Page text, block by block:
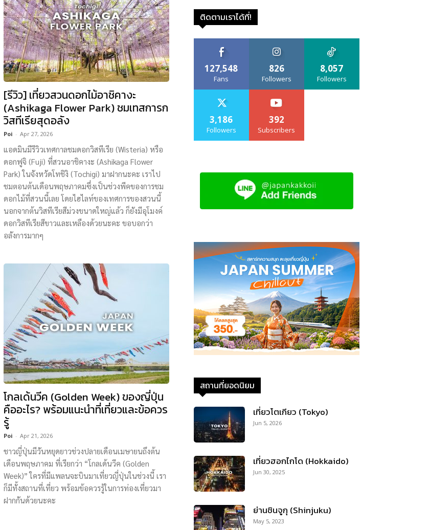
[รีวิว] เที่ยวสวนดอกไม้อาชิคางะ
(Ashikaga Flower Park) ชมเทสการก
วิสทีเรียสุดอลัง
Poi - Apr 27, 2026
แอดมินมีรีวิวเทศกาลชมดอกวิสทีเรีย (Wisteria) หรือ
ดอกฟูจิ (Fuji) ที่สวนอาชิคางะ (Ashikaga Flower
Park) ในจังหวัดโทชิงิ (Tochigi) มาฝากนะคะ เราไป
ชมตอนต้นเดือนพฤษภาคมซึ่งเป็นช่วงพีคของการชม
ดอกไม้ที่สวนนี้เลย โดยไฮไลท์ของเทศการของสวนนี้
นอกจากต้นวิสทีเรียสีม่วงขนาดใหญ่แล้ว ก็ยังมีอุโมงค์
ดอกวิสทีเรียสีขาวและเหลืองด้วยนะคะ ขอบอกว่า
อลังการมากๆ
โกลเด้นวีค (Golden Week) ของญี่ปุ่น
คืออะไร? พร้อมแนะนำที่เที่ยวและข้อควร
รู้
Poi - Apr 21, 2026
ชาวญี่ปุ่นมีวันหยุดยาวช่วงปลายเดือนเมษายนถึงต้น
เดือนพฤษภาคม ที่เรียกว่า “โกลเด้นวีค (Golden
Week)” ใครที่มีแพลนจะบินมาเที่ยวญี่ปุ่นในช่วงนี้ เรา
ก็มีทั้งสถานที่เที่ยว พร้อมข้อควรรู้ในการท่องเที่ยวมา
ฝากกันด้วยนะคะ
ติดตามเราได้ที่!
127,548
Fans
826
Followers
8,057
Followers
3,186
Followers
392
Subscribers
สถานที่ยอดนิยม
เที่ยวโตเกียว (Tokyo)
Jun 5, 2026
เที่ยวฮอกไกโด (Hokkaido)
Jun 30, 2025
ย่านชินจูกุ (Shinjuku)
May 5, 2023